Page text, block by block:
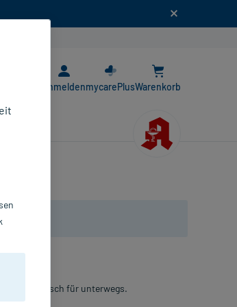
AnmeldenmycarePlusWarenkorb
praktisch für unterwegs.